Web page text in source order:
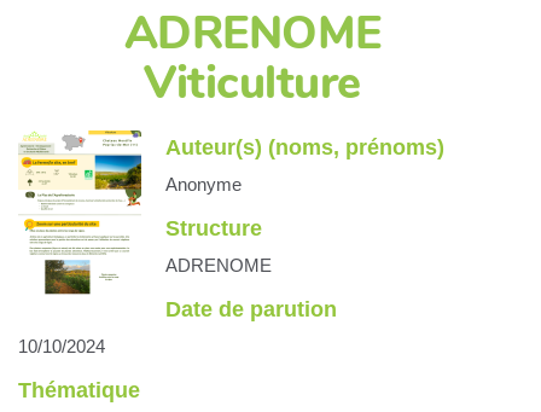
ADRENOME
Viticulture
Auteur(s) (noms, prénoms)
Anonyme
Structure
ADRENOME
Date de parution
10/10/2024
Thématique